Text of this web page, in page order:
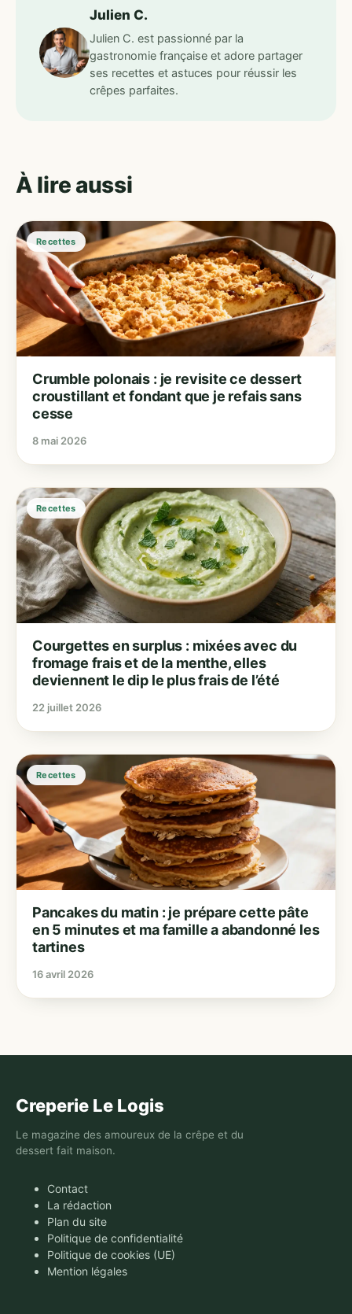
Julien C.
Julien C. est passionné par la
gastronomie française et adore partager
ses recettes et astuces pour réussir les
crêpes parfaites.
À lire aussi
Recettes
Crumble polonais : je revisite ce dessert
croustillant et fondant que je refais sans
cesse
8 mai 2026
Recettes
Courgettes en surplus : mixées avec du
fromage frais et de la menthe, elles
deviennent le dip le plus frais de l’été
22 juillet 2026
Recettes
Pancakes du matin : je prépare cette pâte
en 5 minutes et ma famille a abandonné les
tartines
16 avril 2026
Creperie Le Logis
Le magazine des amoureux de la crêpe et du
dessert fait maison.
Contact
La rédaction
Plan du site
Politique de confidentialité
Politique de cookies (UE)
Mention légales